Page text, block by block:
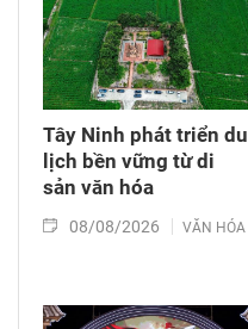
Tây Ninh phát triển du
lịch bền vững từ di
sản văn hóa
08/08/2026 VĂN HÓA